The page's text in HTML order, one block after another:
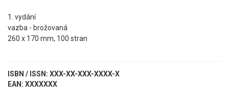
1. vydání
vazba - brožovaná
260 x 170 mm, 100 stran
ISBN / ISSN: XXX-XX-XXX-XXXX-X
EAN: XXXXXXX